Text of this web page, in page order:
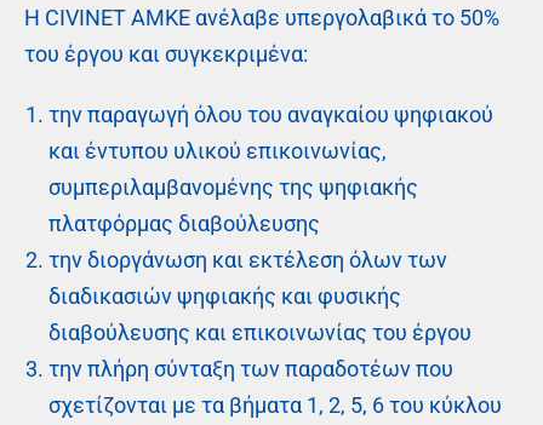
Η CIVINET AMKE ανέλαβε υπεργολαβικά το 50%
του έργου και συγκεκριμένα:
την παραγωγή όλου του αναγκαίου ψηφιακού
και έντυπου υλικού επικοινωνίας,
συμπεριλαμβανομένης της ψηφιακής
πλατφόρμας διαβούλευσης
την διοργάνωση και εκτέλεση όλων των
διαδικασιών ψηφιακής και φυσικής
διαβούλευσης και επικοινωνίας του έργου
την πλήρη σύνταξη των παραδοτέων που
σχετίζονται με τα βήματα 1, 2, 5, 6 του κύκλου